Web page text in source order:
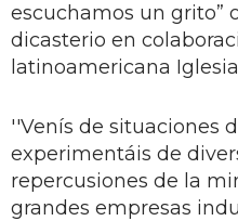
escuchamos un grito”
dicasterio en
latinoamericana
''Venís de situaciones
experimentáis de
repercusiones de la
grandes empresas